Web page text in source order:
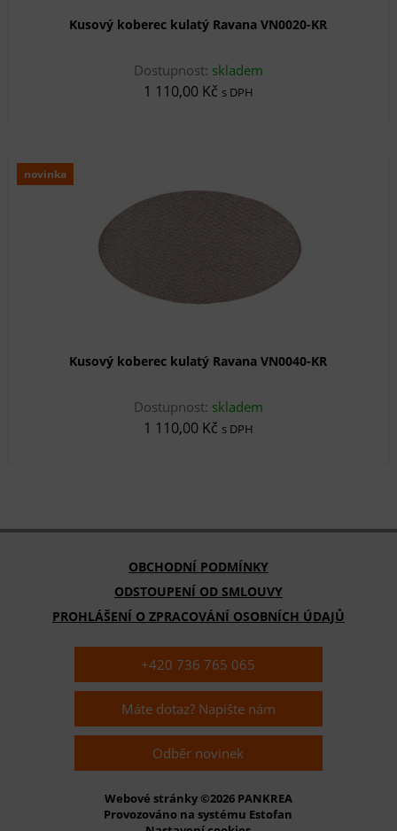
Kusový koberec kulatý Ravana VN0020-KR
Dostupnost: skladem
1 110,00 Kč s DPH
novinka
Kusový koberec kulatý Ravana VN0040-KR
Dostupnost: skladem
1 110,00 Kč s DPH
OBCHODNÍ PODMÍNKY
ODSTOUPENÍ OD SMLOUVY
PROHLÁŠENÍ O ZPRACOVÁNÍ OSOBNÍCH ÚDAJŮ
+420 736 765 065
Máte dotaz? Napište nám
Odběr novinek
Webové stránky ©2026 PANKREA
Provozováno na systému Estofan